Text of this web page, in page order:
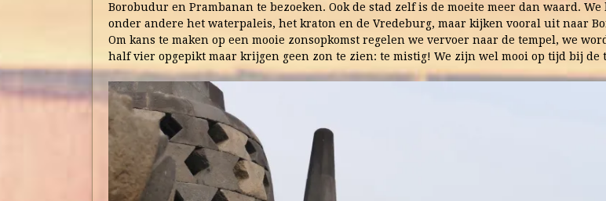
Borobudur en Prambanan te bezoeken. Ook de stad zelf is de moeite meer dan waard. We
onder andere het waterpaleis, het kraton en de Vredeburg, maar kijken vooral uit naar
Om kans te maken op een mooie zonsopkomst regelen we vervoer naar de tempel, we
half vier opgepikt maar krijgen geen zon te zien: te mistig! We zijn wel mooi op tijd bij de